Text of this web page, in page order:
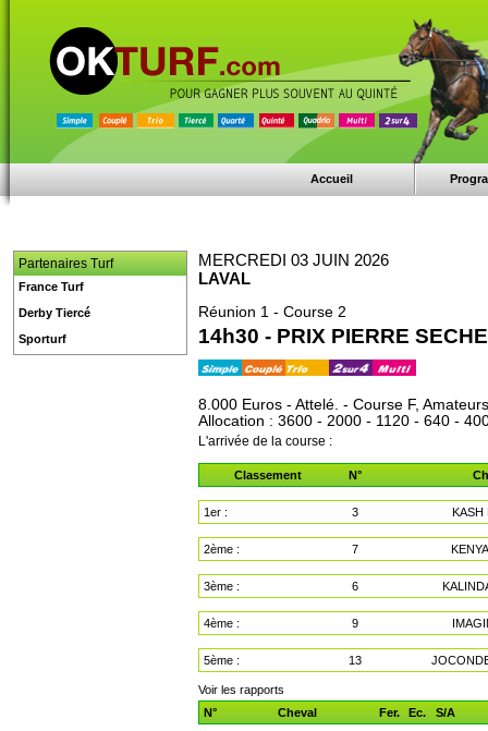
Accueil
MERCREDI 03 JUIN 2026
LAVAL
Réunion 1 - Course 2
14h30 - PRIX PIERRE SECHE
8.000 Euros - Attelé. - Course F,
Allocation : 3600 - 2000 - 1120 - 640 -
L'arrivée de la course :
Classement N°
1er : 3 KASH
2ème : 7
3ème : 6
4ème : 9
5ème : 13
Voir les rapports
N°
Cheval Fer. Ec. S/A
Partenaires Turf
France Turf
Derby Tiercé
Sporturf